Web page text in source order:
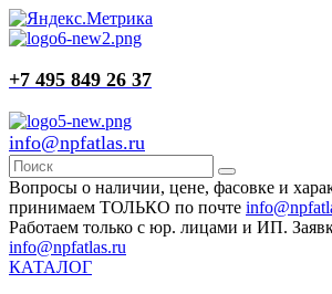
+7 495 849 26 37
info@npfatlas.ru
Вопросы о наличии, цене, фасовке и
принимаем ТОЛЬКО по почте
Работаем только с юр. лицами и ИП.
info@npfatlas.ru
КАТАЛОГ